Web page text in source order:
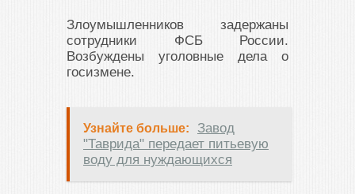
Злоумышленников задержаны
сотрудники ФСБ России.
Возбуждены уголовные дела о
госизмене.
Узнайте больше:
Завод
"Таврида" передает питьевую
воду для нуждающихся